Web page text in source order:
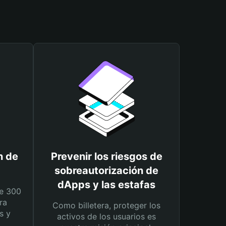
de
300
y
Prevenir los riesgos de
sobreautorización de
dApps y las estafas
Como billetera, proteger los
activos de los usuarios es